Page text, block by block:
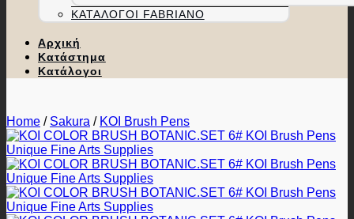
ΚΑΤΆΛΟΓΟΙ FABRIANO
Αρχική
Κατάστημα
Κατάλογοι
Home / Sakura / KOI Brush Pens